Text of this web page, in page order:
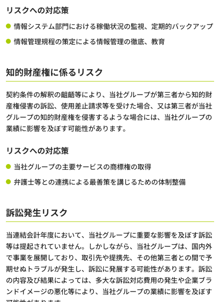
リスクへの対応策
情報システム部門における稼働状況の監視、定期的バックアップ
情報管理規程の策定による情報管理の徹底、教育
知的財産権に係るリスク
契約条件の解釈の齟齬等により、当社グループが第三者から知的財
産権侵害の訴訟、使用差止請求等を受けた場合、又は第三者が当社
グループの知的財産権を侵害するような場合には、当社グループの
業績に影響を及ぼす可能性があります。
リスクへの対応策
当社グループの主要サービスの商標権の取得
弁護士等との連携による最善策を講じるための体制整備
訴訟発生リスク
当連結会計年度において、当社グループに重要な影響を及ぼす訴訟
等は提起されていません。しかしながら、当社グループは、国内外
で事業を展開しており、取引先や提携先、その他第三者との間で予
期せぬトラブルが発生し、訴訟に発展する可能性があります。訴訟
の内容及び結果によっては、多大な訴訟対応費用の発生や企業ブラ
ンドイメージの悪化等により、当社グループの業績に影響を及ぼす